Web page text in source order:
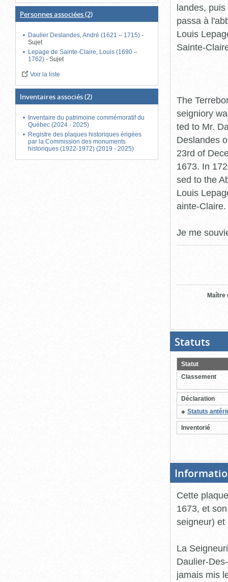
Personnes associées(2)
Daulier Deslandes, André (1621 – 1715)-
Sujet
Lepage de Sainte-Claire, Louis (1690 –
1762)-Sujet
Voir la liste
Inventaires associés(2)
Inventaire du patrimoine commémoratif du
Québec (2024 - 2025)
Registre des plaques historiques érigées
par la Commission des monuments
historiques (1922-1972) (2019 - 2025)
landes, puis
passa à
Louis
Sainte-
The
seigniory
ted to Mr.
Deslandes
23rd of
1673. In
sed to the
Louis
ainte-Claire.
Je me
Maître
Statuts
pour
Statut
Classement
Déclaration
Statuts
Inventorié
Cette
1673, et
seigneur) et
La
Daulier-
jamais mis